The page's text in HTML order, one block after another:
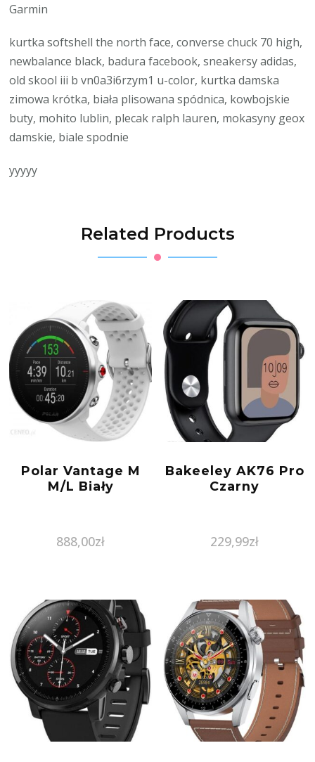
Garmin
kurtka softshell the north face, converse chuck 70 high,
newbalance black, badura facebook, sneakersy adidas,
old skool iii b vn0a3i6rzym1 u-color, kurtka damska
zimowa krótka, biała plisowana spódnica, kowbojskie
buty, mohito lublin, plecak ralph lauren, mokasyny geox
damskie, biale spodnie
yyyyy
Related Products
Polar Vantage M
M/L Biały
888,00zł
Bakeeley AK76 Pro
Czarny
229,99zł